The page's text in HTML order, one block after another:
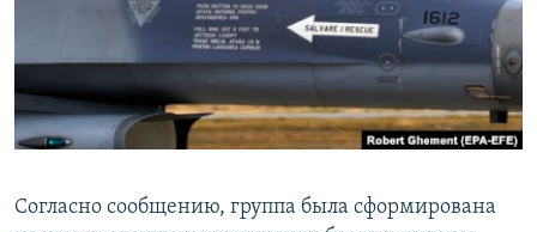
ПОБЕДИТЕЛЕЙ НЕ СУДЯТ?
ELIFBE
УКРАИНСКАЯ ПРОБЛЕМА КРЫМА
ПРИСОЕДИНЯЙТЕСЬ!
Согласно сообщению, группа была сформирована